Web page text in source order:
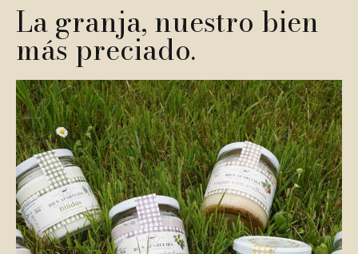
La granja, nuestro bien
más preciado.